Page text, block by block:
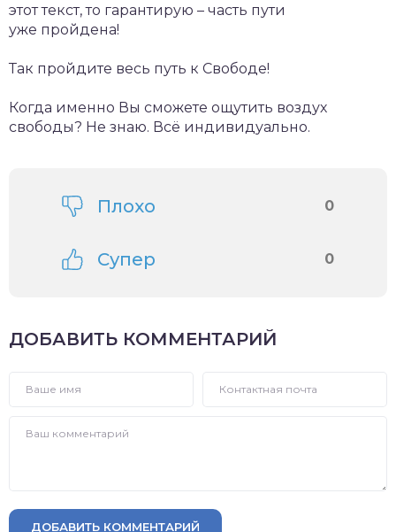
этот текст, то гарантирую – часть пути
уже пройдена!
Так пройдите весь путь к Свободе!
Когда именно Вы сможете ощутить воздух
свободы? Не знаю. Всё индивидуально.
Плохо 0
Супер 0
ДОБАВИТЬ КОММЕНТАРИЙ
ДОБАВИТЬ КОММЕНТАРИЙ